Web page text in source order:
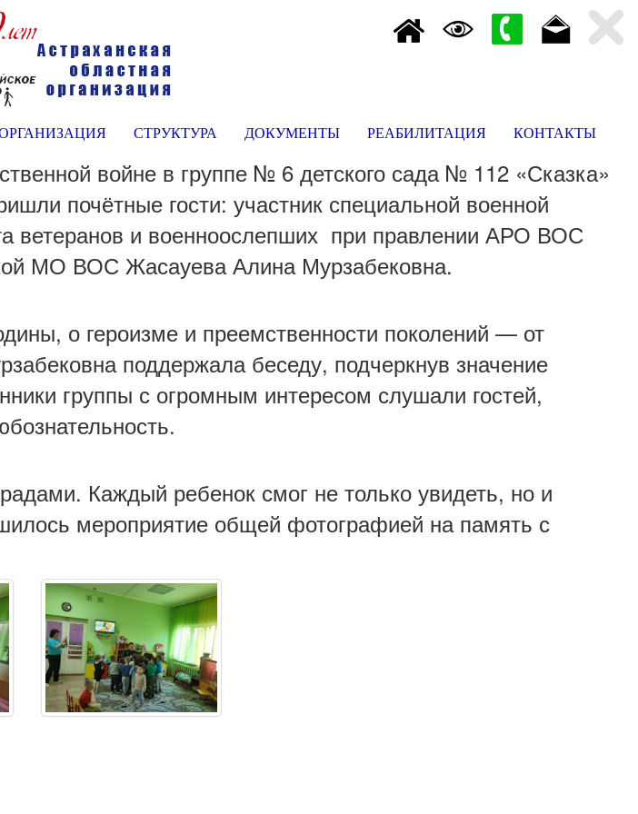
СТРУКТУРА ДОКУМЕНТЫ РЕАБИЛИТАЦИЯ КОНТАКТЫ
войне в группе № 6 детского сада № 112 «Сказка»
почётные гости: участник специальной военной
ветеранов и военноослепших при правлении АРО ВОС
МО ВОС Жасауева Алина Мурзабековна.
о героизме и преемственности поколений — от
поддержала беседу, подчеркнув значение
группы с огромным интересом слушали гостей,
Каждый ребенок смог не только увидеть, но и
мероприятие общей фотографией на память с